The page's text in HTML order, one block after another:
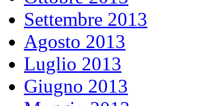
Settembre 2013
Agosto 2013
Luglio 2013
Giugno 2013